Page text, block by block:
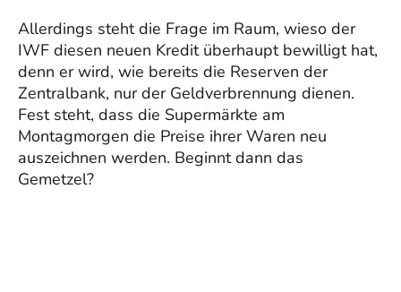
Allerdings steht die Frage im Raum, wieso der
IWF diesen neuen Kredit überhaupt bewilligt hat,
denn er wird, wie bereits die Reserven der
Zentralbank, nur der Geldverbrennung dienen.
Fest steht, dass die Supermärkte am
Montagmorgen die Preise ihrer Waren neu
auszeichnen werden. Beginnt dann das
Gemetzel?